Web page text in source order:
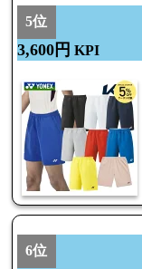
5位
3,600円 KPI
6位